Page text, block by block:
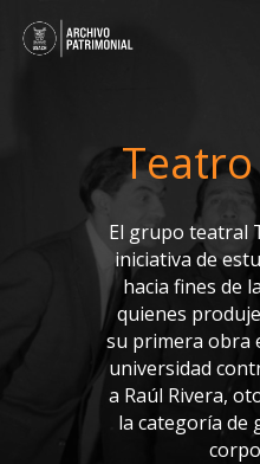
El grupo teatral
iniciativa de
hacia fines de
quienes
su primera obra
universidad
a Raúl Rivera,
la categoría de